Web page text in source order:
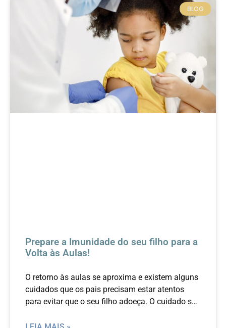
BLOG
Prepare a Imunidade do seu filho para a
Volta às Aulas!
O retorno às aulas se aproxima e existem alguns
cuidados que os pais precisam estar atentos
para evitar que o seu filho adoeça. O cuidado se